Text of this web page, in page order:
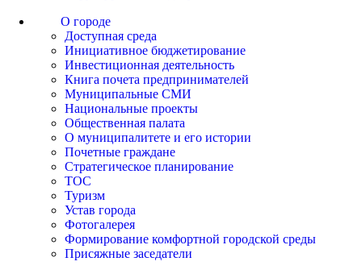
О городе
Доступная среда
Инициативное бюджетирование
Инвестиционная деятельность
Книга почета предпринимателей
Муниципальные СМИ
Национальные проекты
Общественная палата
О муниципалитете и его истории
Почетные граждане
Стратегическое планирование
ТОС
Туризм
Устав города
Фотогалерея
Формирование комфортной городской среды
Присяжные заседатели